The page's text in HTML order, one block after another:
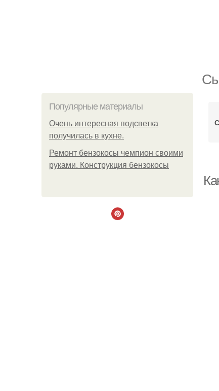
Популярные материалы
Очень интересная подсветка
получилась в кухне.
Ремонт бензокосы чемпион своими
руками. Конструкция бензокосы